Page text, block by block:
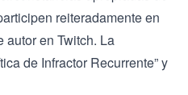
reiteradamente en
autor en Twitch. La
de Infractor Recurrente” y